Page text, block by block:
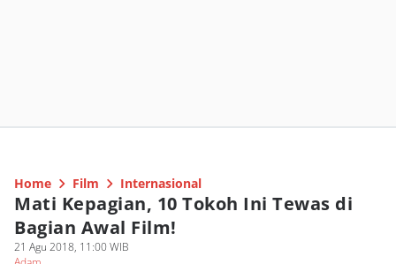
Home Film Internasional
Mati Kepagian, 10 Tokoh Ini Tewas di
Bagian Awal Film!
21 Agu 2018, 11:00 WIB